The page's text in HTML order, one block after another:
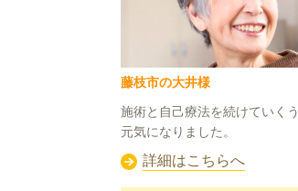
藤枝市の大井様
施術と自己療法を続けていくう
元気になりました。
詳細はこちらへ